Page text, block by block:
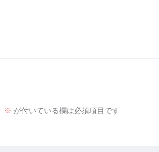
※ が付いている欄は必須項目です